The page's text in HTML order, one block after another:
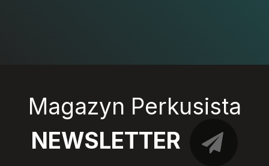
Magazyn Perkusista
NEWSLETTER